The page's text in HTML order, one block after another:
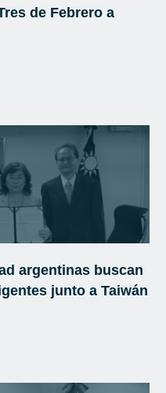
de Febrero a
argentinas buscan
junto a Taiwán